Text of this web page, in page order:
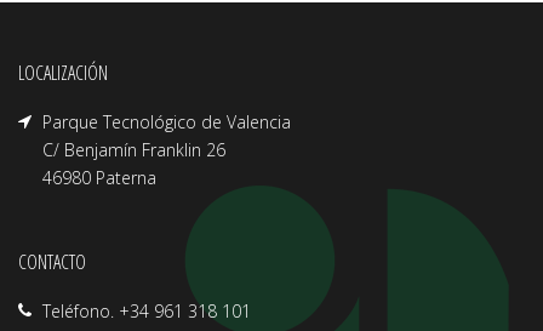
LOCALIZACIÓN
Parque Tecnológico de Valencia
C/ Benjamín Franklin 26
46980 Paterna
CONTACTO
Teléfono. +34 961 318 101